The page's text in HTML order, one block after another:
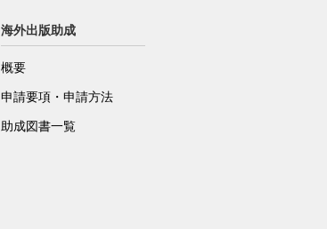
海外出版助成
概要
申請要項・申請方法
助成図書一覧